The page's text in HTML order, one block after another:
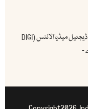
آئی بی سی ( انڈس براڈ کاسٹ اینڈ کیمونیکیشن ) ڈیجٹیل میڈیاالائنس (DIGI